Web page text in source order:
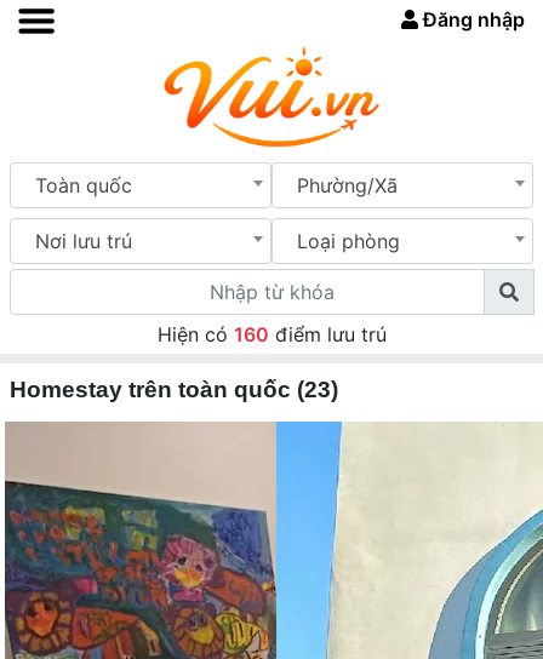
Đăng nhập
Toàn quốc Phường/Xã
Nơi lưu trú Loại phòng
Hiện có 160 điểm lưu trú
Homestay trên toàn quốc (23)